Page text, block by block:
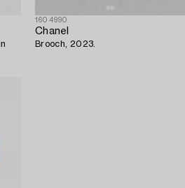
1604990
Chanel
Brooch, 2023.